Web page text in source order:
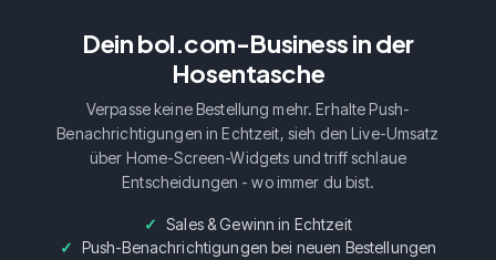
Dein bol.com-Business in der
Hosentasche
Verpasse keine Bestellung mehr. Erhalte Push-
Benachrichtigungen in Echtzeit, sieh den Live-Umsatz
über Home-Screen-Widgets und triff schlaue
Entscheidungen - wo immer du bist.
Sales & Gewinn in Echtzeit
Push-Benachrichtigungen bei neuen Bestellungen